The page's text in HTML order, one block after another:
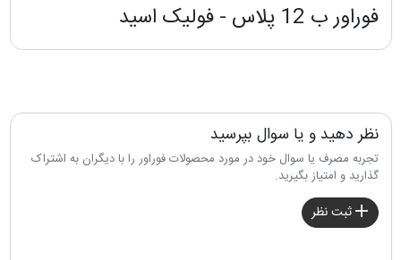
فوراور ب 12 پلاس - فولیک اسید
نظر دهید و یا سوال بپرسید
تجربه مصرف یا سوال خود در مورد محصولات فوراور را با دیگران به اشتراک
گذارید و امتیاز بگیرید.
ثبت نظر